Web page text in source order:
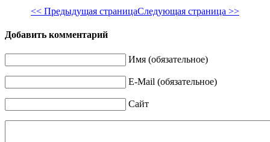
<< Предыдущая страницаСледующая страница >>
Добавить комментарий
Имя (обязательное)
E-Mail (обязательное)
Сайт